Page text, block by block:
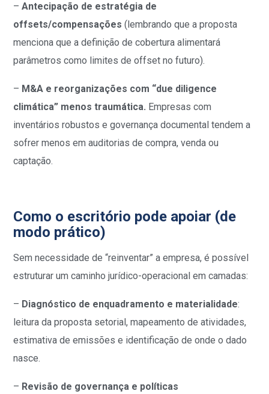
–Antecipação de estratégia de
offsets/compensações (lembrando que a proposta
menciona que a definição de cobertura alimentará
parâmetros como limites de offset no futuro).
– M&A e reorganizações com “due diligence
climática” menos traumática. Empresas com
inventários robustos e governança documental tendem a
sofrer menos em auditorias de compra, venda ou
captação.
Como o escritório pode apoiar (de
modo prático)
Sem necessidade de “reinventar” a empresa, é possível
estruturar um caminho jurídico-operacional em camadas:
– Diagnóstico de enquadramento e materialidade:
leitura da proposta setorial, mapeamento de atividades,
estimativa de emissões e identificação de onde o dado
nasce.
– Revisão de governança e políticas